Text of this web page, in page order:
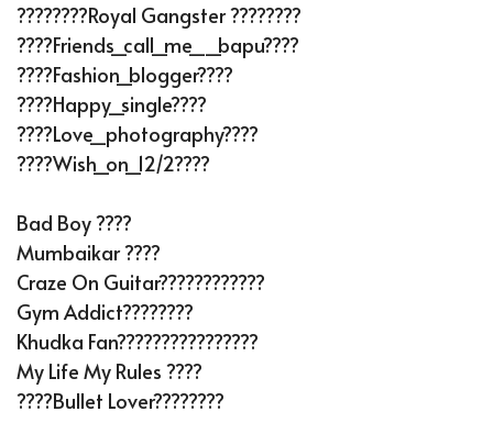
????????Royal Gangster ????????
????Friends_call_me__bapu????
????Fashion_blogger????
????Happy_single????
????Love_photography????
????Wish_on_12/2????
Bad Boy ????
Mumbaikar ????
Craze On Guitar????????????
Gym Addict????????
Khudka Fan????????????????
My Life My Rules ????
????bullet Lover????????